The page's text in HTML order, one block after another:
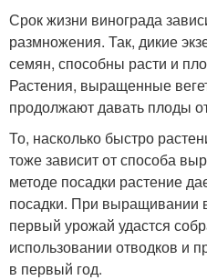
Срок жизни винограда
размножения. Так, дикие
семян, способны расти и
Растения, выращенные
продолжают давать плоды
То, насколько быстро
тоже зависит от способа
методе посадки растение
посадки. При выращивании
первый урожай удастся
использовании отводков и
в первый год.